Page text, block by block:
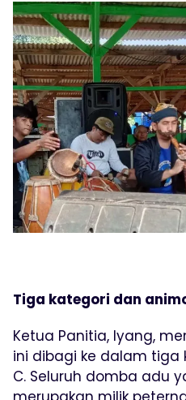
Tiga kategori dan
Ketua Panitia, Iyang,
ini dibagi ke dalam tiga
C. Seluruh domba adu